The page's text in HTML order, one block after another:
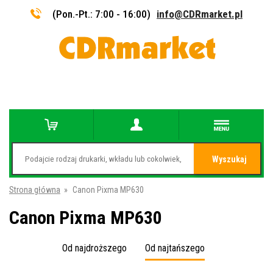
(Pon.-Pt.: 7:00 - 16:00) info@CDRmarket.pl
Wyszukaj
Strona główna » Canon Pixma MP630
Canon Pixma MP630
Od najdroższego Od najtańszego